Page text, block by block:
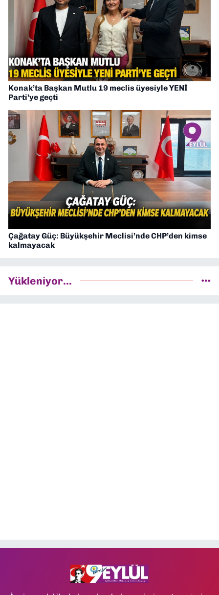
Konak’ta Başkan Mutlu 19 meclis üyesiyle YENİ
Parti’ye geçti
Çağatay Güç: Büyükşehir Meclisi’nde CHP’den kimse
kalmayacak
Yükleniyor...